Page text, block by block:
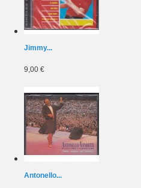
Jimmy...
9,00 €
Antonello...